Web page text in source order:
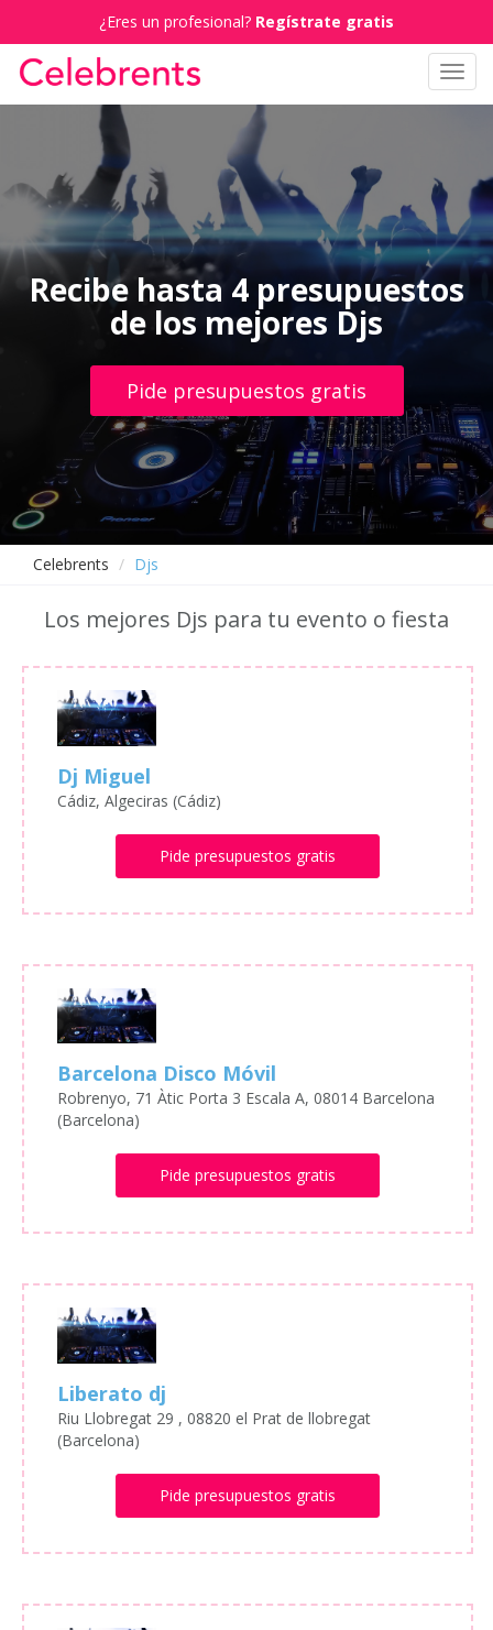
¿Eres un profesional? Regístrate gratis
Recibe hasta 4 presupuestos
de los mejores Djs
Pide presupuestos gratis
Celebrents Djs
Los mejores Djs para tu evento o fiesta
Dj Miguel
Cádiz, Algeciras (Cádiz)
Pide presupuestos gratis
Barcelona Disco Móvil
Robrenyo, 71 Àtic Porta 3 Escala A, 08014 Barcelona
(Barcelona)
Pide presupuestos gratis
Liberato dj
Riu Llobregat 29 , 08820 el Prat de llobregat
(Barcelona)
Pide presupuestos gratis